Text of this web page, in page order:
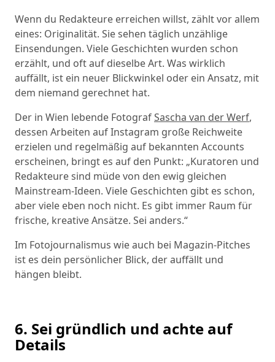
Wenn du Redakteure erreichen willst, zählt vor allem
eines: Originalität. Sie sehen täglich unzählige
Einsendungen. Viele Geschichten wurden schon
erzählt, und oft auf dieselbe Art. Was wirklich
auffällt, ist ein neuer Blickwinkel oder ein Ansatz, mit
dem niemand gerechnet hat.
Der in Wien lebende FotografSascha van der Werf,
dessen Arbeiten auf Instagram große Reichweite
erzielen und regelmäßig auf bekannten Accounts
erscheinen, bringt es auf den Punkt: „Kuratoren und
Redakteure sind müde von den ewig gleichen
Mainstream-Ideen. Viele Geschichten gibt es schon,
aber viele eben noch nicht. Es gibt immer Raum für
frische, kreative Ansätze. Sei anders.“
Im Fotojournalismus wie auch bei Magazin-Pitches
ist es dein persönlicher Blick, der auffällt und
hängen bleibt.
6. Sei gründlich und achte auf
Details